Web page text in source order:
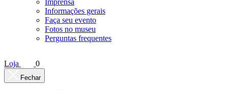
Imprensa
Informações gerais
Faça seu evento
Fotos no museu
Perguntas frequentes
Loja 0
Fechar